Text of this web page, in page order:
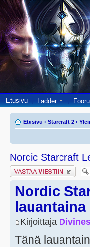
Etusivu Ladder
Etusivu ‹ Starcraft 2 ‹
Nordic Starcraft
Lähetä vastaus
Nordic
lauantaina
Kirjoittaja
Tänä